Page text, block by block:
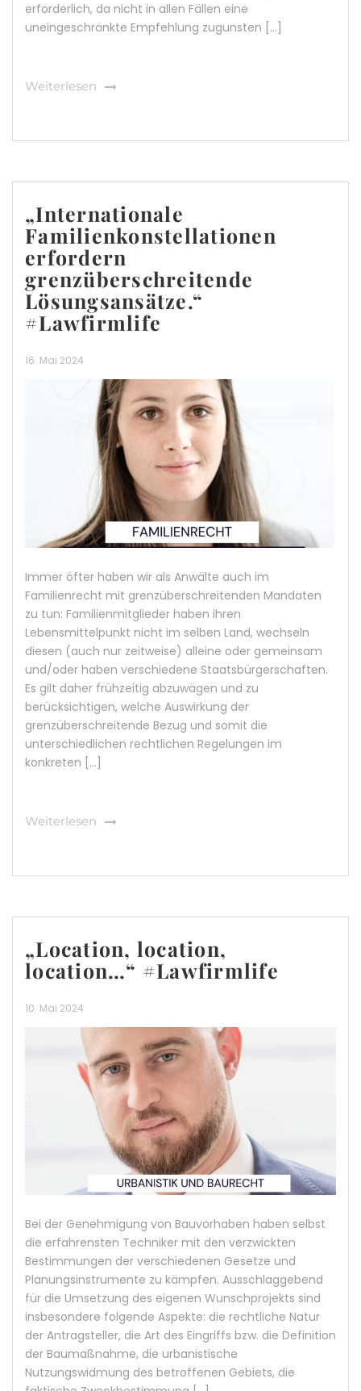
erforderlich, da nicht in allen Fällen eine
uneingeschränkte Empfehlung zugunsten […]
Weiterlesen
„Internationale
Familienkonstellationen
erfordern
grenzüberschreitende
Lösungsansätze.“
#Lawfirmlife
16. Mai 2024
Immer öfter haben wir als Anwälte auch im
Familienrecht mit grenzüberschreitenden Mandaten
zu tun: Familienmitglieder haben ihren
Lebensmittelpunkt nicht im selben Land, wechseln
diesen (auch nur zeitweise) alleine oder gemeinsam
und/oder haben verschiedene Staatsbürgerschaften.
Es gilt daher frühzeitig abzuwägen und zu
berücksichtigen, welche Auswirkung der
grenzüberschreitende Bezug und somit die
unterschiedlichen rechtlichen Regelungen im
konkreten […]
Weiterlesen
„Location, location,
location…“ #Lawfirmlife
10. Mai 2024
Bei der Genehmigung von Bauvorhaben haben selbst
die erfahrensten Techniker mit den verzwickten
Bestimmungen der verschiedenen Gesetze und
Planungsinstrumente zu kämpfen. Ausschlaggebend
für die Umsetzung des eigenen Wunschprojekts sind
insbesondere folgende Aspekte: die rechtliche Natur
der Antragsteller, die Art des Eingriffs bzw. die Definition
der Baumaßnahme, die urbanistische
Nutzungswidmung des betroffenen Gebiets, die